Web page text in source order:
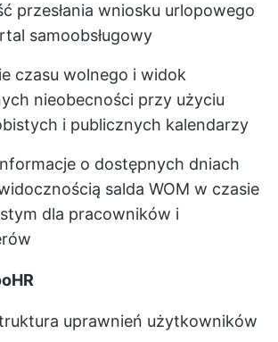
przesłania wniosku urlopowego
samoobsługowy
czasu wolnego i widok
nieobecności przy użyciu
i publicznych kalendarzy
o dostępnych dniach
salda WOM w czasie
dla pracowników i
uprawnień użytkowników